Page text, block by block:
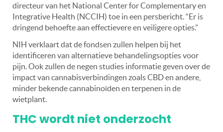
directeur van het National Center for Complementary en
Integrative Health (NCCIH) toe in een persbericht. “Er is
dringend behoefte aan effectievere en veiligere opties.”
NIH verklaart dat de fondsen zullen helpen bij het
identificeren van alternatieve behandelingsopties voor
pijn. Ook zullen de negen studies informatie geven over de
impact van cannabisverbindingen zoals CBD en andere,
minder bekende cannabinoïden en terpenen in de
wietplant.
THC wordt niet onderzocht